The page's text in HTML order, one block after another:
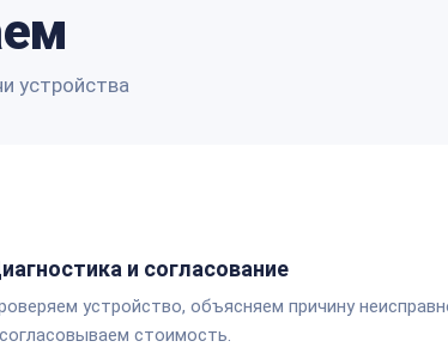
устройства
и согласование
устройство, объясняем причину
стоимость.